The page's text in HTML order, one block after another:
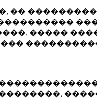
��
�����